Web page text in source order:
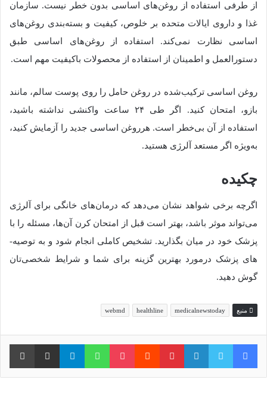
از طرفی استفاده از روغن‌های اساسی بدون خطر نیست. سازمان
غذا و داروی ایالات متحده بر خلوص، کیفیت و بسته‌بندی روغن‌های
اساسی نظارت نمی‌کند. استفاده از روغن‌های اساسی طبق
دستورالعمل و اطمینان از استفاده از محصولات باکیفیت مهم است.
روغن اساسی ترکیب‌شده در روغن حامل را روی پوست سالم، مانند
بازو، امتحان کنید. اگر طی ۲۴ ساعت واکنشی نداشته باشید،
استفاده از آن بی‌خطر است. هرروغن اساسی جدید را آزمایش کنید،
به‌ویژه اگر مستعد آلرژی هستید.
چکیده
اگرچه برخی شواهد نشان می‌دهد که درمان‌های خانگی برای آلرژی
می‌تواند موثر باشد، بهتر است قبل از امتحان کرن آن‌ها، مسئله را با
پزشک خود در میان بگذارید. تشخیص کاملی انجام شود و به توصیه-
های پزشک درمورد بهترین گزینه برای شما و شرایط شخصی‌تان
گوش دهید.
منبع medicalnewstoday
healthline
webmd
فیس بوک توییتر لینکدین‫پین‌ترست‫رددیت پاکت واتس آپ تلگرام اشتراک گذاری از طریق ایمیل